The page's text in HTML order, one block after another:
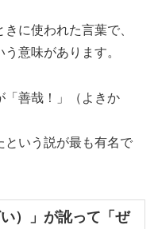
に使われた言葉で、
意味があります。
「善哉！」（よきか
という説が最も有名で
）」が訛って「ぜ